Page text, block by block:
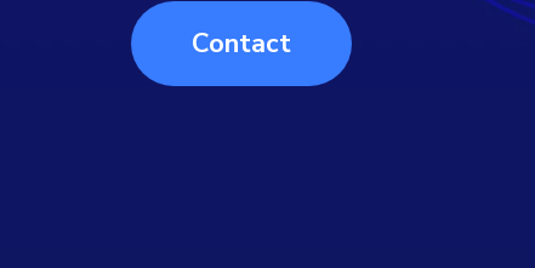
Contact